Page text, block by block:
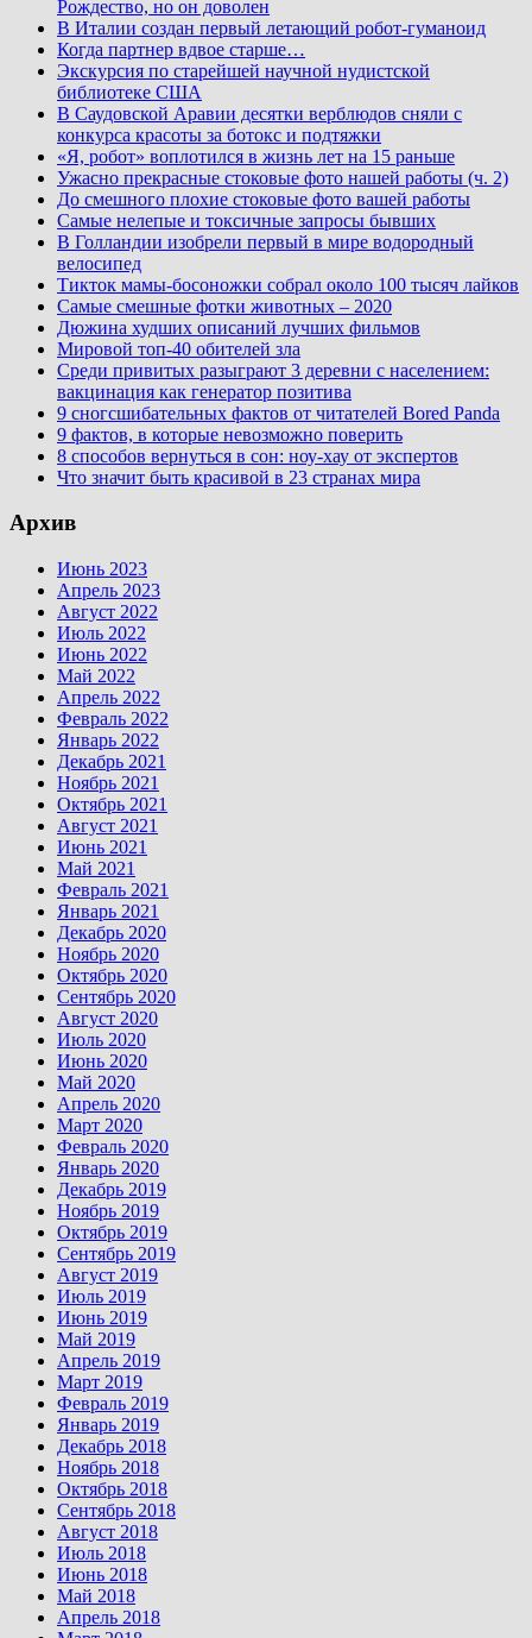
Рождество, но он доволен
В Италии создан первый летающий робот-гуманоид
Когда партнер вдвое старше…
Экскурсия по старейшей научной нудистской
библиотеке США
В Саудовской Аравии десятки верблюдов сняли с
конкурса красоты за ботокс и подтяжки
«Я, робот» воплотился в жизнь лет на 15 раньше
Ужасно прекрасные стоковые фото нашей работы (ч. 2)
До смешного плохие стоковые фото вашей работы
Самые нелепые и токсичные запросы бывших
В Голландии изобрели первый в мире водородный
велосипед
Тикток мамы-босоножки собрал около 100 тысяч лайков
Самые смешные фотки животных – 2020
Дюжина худших описаний лучших фильмов
Мировой топ-40 обителей зла
Среди привитых разыграют 3 деревни с населением:
вакцинация как генератор позитива
9 сногсшибательных фактов от читателей Bored Panda
9 фактов, в которые невозможно поверить
8 способов вернуться в сон: ноу-хау от экспертов
Что значит быть красивой в 23 странах мира
Архив
Июнь 2023
Апрель 2023
Август 2022
Июль 2022
Июнь 2022
Май 2022
Апрель 2022
Февраль 2022
Январь 2022
Декабрь 2021
Ноябрь 2021
Октябрь 2021
Август 2021
Июнь 2021
Май 2021
Февраль 2021
Январь 2021
Декабрь 2020
Ноябрь 2020
Октябрь 2020
Сентябрь 2020
Август 2020
Июль 2020
Июнь 2020
Май 2020
Апрель 2020
Март 2020
Февраль 2020
Январь 2020
Декабрь 2019
Ноябрь 2019
Октябрь 2019
Сентябрь 2019
Август 2019
Июль 2019
Июнь 2019
Май 2019
Апрель 2019
Март 2019
Февраль 2019
Январь 2019
Декабрь 2018
Ноябрь 2018
Октябрь 2018
Сентябрь 2018
Август 2018
Июль 2018
Июнь 2018
Май 2018
Апрель 2018